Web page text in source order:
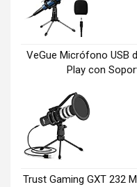
VeGue Micrófono USB
Play con
Trust Gaming GXT 232